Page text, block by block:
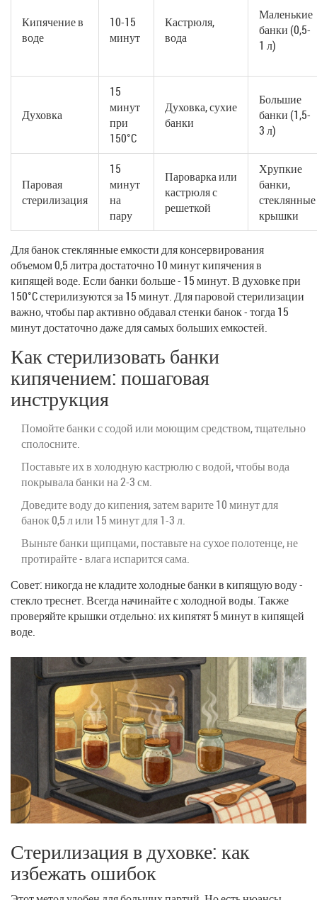
Кипячение в
воде
10-15
минут
Кастрюля,
вода
Маленькие
банки (0,5-
1 л)
Духовка
15
минут
при
150°C
Духовка, сухие
банки
Большие
банки (1,5-
3 л)
Паровая
стерилизация
15
минут
на
пару
Пароварка или
кастрюля с
решеткой
Хрупкие
банки,
стеклянные
крышки
Длябанокстеклянные емкости для консервирования
объемом 0,5 литра достаточно 10 минут кипячения в
кипящей воде. Если банки больше - 15 минут. В духовке при
150°C стерилизуются за 15 минут. Для паровой стерилизации
важно, чтобы пар активно обдавал стенки банок - тогда 15
минут достаточно даже для самых больших емкостей.
Как стерилизовать банки
кипячением: пошаговая
инструкция
Помойте банки с содой или моющим средством, тщательно
сполосните.
Поставьте их в холодную кастрюлю с водой, чтобы вода
покрывала банки на 2-3 см.
Доведите воду до кипения, затем варите 10 минут для
банок 0,5 л или 15 минут для 1-3 л.
Выньте банки щипцами, поставьте на сухое полотенце, не
протирайте - влага испарится сама.
Совет: никогда не кладите холодные банки в кипящую воду -
стекло треснет. Всегда начинайте с холодной воды. Также
проверяйте крышки отдельно: их кипятят 5 минут в кипящей
воде.
Стерилизация в духовке: как
избежать ошибок